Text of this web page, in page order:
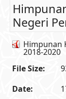
Negeri
Himpunan
2018-2020
File Size:
Date: